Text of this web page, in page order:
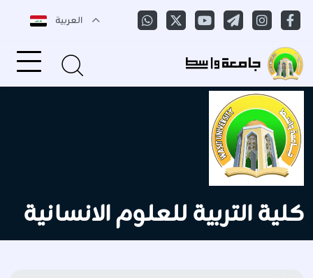
العربية
كلية التربية للعلوم الانسانية